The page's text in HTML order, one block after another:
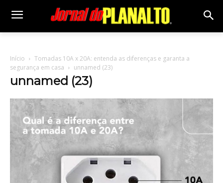
Início
Tomadas 10A x 20A: entenda as diferenças e garanta a
segurança em casa
unnamed (23)
unnamed (23)